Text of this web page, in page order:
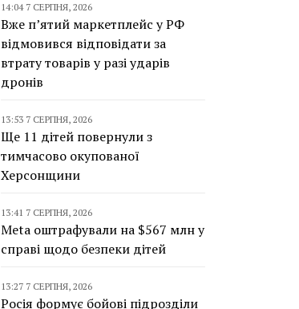
14:04 7 СЕРПНЯ, 2026
Вже п’ятий маркетплейс у РФ
відмовився відповідати за
втрату товарів у разі ударів
дронів
13:53 7 СЕРПНЯ, 2026
Ще 11 дітей повернули з
тимчасово окупованої
Херсонщини
13:41 7 СЕРПНЯ, 2026
Meta оштрафували на $567 млн у
справі щодо безпеки дітей
13:27 7 СЕРПНЯ, 2026
Росія формує бойові підрозділи